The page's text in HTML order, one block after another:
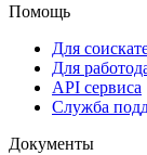
Помощь
Для
Для
API сервиса
Служба
Документы